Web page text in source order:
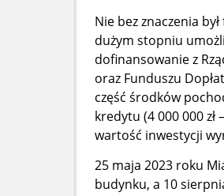
Nie bez znaczenia
dużym stopniu
dofinansowanie z
oraz Funduszu
część środków
kredytu (4 000 000 zł
wartość inwestycji
25 maja 2023 roku
budynku, a 10